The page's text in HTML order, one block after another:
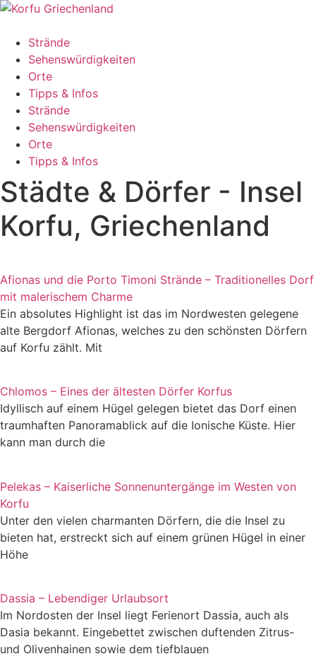
Zum
springenStrände
Sehenswürdigkeiten
Orte
Tipps & Infos
Strände
Sehenswürdigkeiten
Orte
Tipps & Infos
Städte & Dörfer - Insel
Korfu, Griechenland
Afionas und die Porto Timoni Strände – Traditionelles Dorf
mit malerischem Charme
Ein absolutes Highlight ist das im Nordwesten gelegene
alte Bergdorf Afionas, welches zu den schönsten Dörfern
auf Korfu zählt. Mit
Chlomos – Eines der ältesten Dörfer Korfus
Idyllisch auf einem Hügel gelegen bietet das Dorf einen
traumhaften Panoramablick auf die Ionische Küste. Hier
kann man durch die
Pelekas – Kaiserliche Sonnenuntergänge im Westen von
Korfu
Unter den vielen charmanten Dörfern, die die Insel zu
bieten hat, erstreckt sich auf einem grünen Hügel in einer
Höhe
Dassia – Lebendiger Urlaubsort
Im Nordosten der Insel liegt Ferienort Dassia, auch als
Dasia bekannt. Eingebettet zwischen duftenden Zitrus-
und Olivenhainen sowie dem tiefblauen